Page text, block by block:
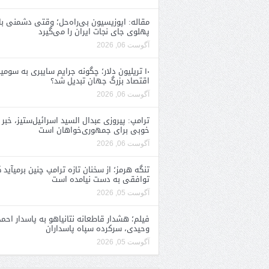
مقاله: اپوزیسیون بی‌راه‌حل؛ وقتی دشمنی
پهلوی جای نجات ایران را می‌گیرد
آگوست 06, 2026
۱۰ تریلیون دلار؛ چگونه جرایم سایبری به
اقتصاد بزرگ جهان تبدیل شد؟
آگوست 06, 2026
ترامپ: پیروزی عبدال السید اسرائیل‌ستیز، خبر
خوبی برای جمهوری‌خواهان است
آگوست 06, 2026
تنگه هرمز؛ از سخنان تازه ترامپ چنین
توافقی به دست نیامده است
آگوست 05, 2026
فیلم؛ هشدار قاطعانه نتانیاهو به پاسدار
وحیدی، سرکرده سپاه پاسداران
آگوست 05, 2026